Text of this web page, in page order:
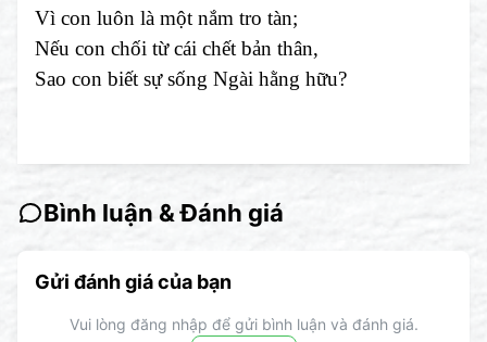
Vì con luôn là một nắm tro tàn;
Nếu con chối từ cái chết bản thân,
Sao con biết sự sống Ngài hằng hữu?
Bình luận & Đánh giá
Gửi đánh giá của bạn
Vui lòng đăng nhập để gửi bình luận và đánh giá.